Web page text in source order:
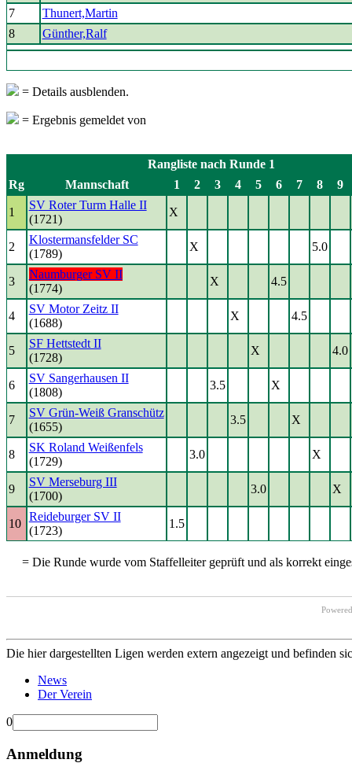
7
Thunert,Martin
8
Günther,Ralf
= Details ausblenden.
= Ergebnis gemeldet von
Rangliste nach Runde 1
Rg
Mannschaft 1 2 3 4 5 6 7 8 9
1
SV Roter Turm Halle II
(1721)
X
2
Klostermansfelder SC
(1789)
X 5.0
3
Naumburger SV II
(1774)
X 4.5
4
SV Motor Zeitz II
(1688)
X 4.5
5
SF Hettstedt II
(1728)
X 4.0
6
SV Sangerhausen II
(1808)
3.5 X
7
SV Grün-Weiß Granschütz
(1655)
3.5 X
8
SK Roland Weißenfels
(1729)
3.0 X
9
SV Merseburg III
(1700)
3.0 X
10
Reideburger SV II
(1723)
1.5
= Die Runde wurde vom Staffelleiter geprüft und als korrekt
Die hier dargestellten Ligen werden extern angezeigt und befinden
News
Der Verein
0
Anmeldung